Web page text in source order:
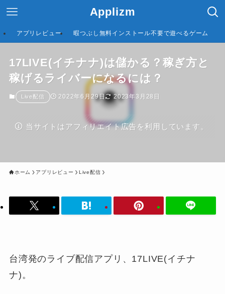
Applizm
アプリレビュー 暇つぶし無料インストール不要で遊べるゲーム
17LIVE(イチナナ)は儲かる？稼ぎ方と
稼げるライバーになるには？
Live配信 2022年6月29日 2023年3月28日
当サイトはアフィリエイト広告を利用しています。
ホーム アプリレビュー Live配信
台湾発のライブ配信アプリ、17LIVE(イチナ
ナ)。